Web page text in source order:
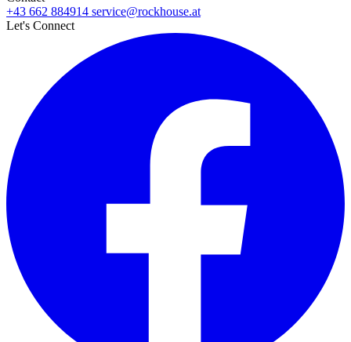
+43 662 884914 service@rockhouse.at
Let's Connect